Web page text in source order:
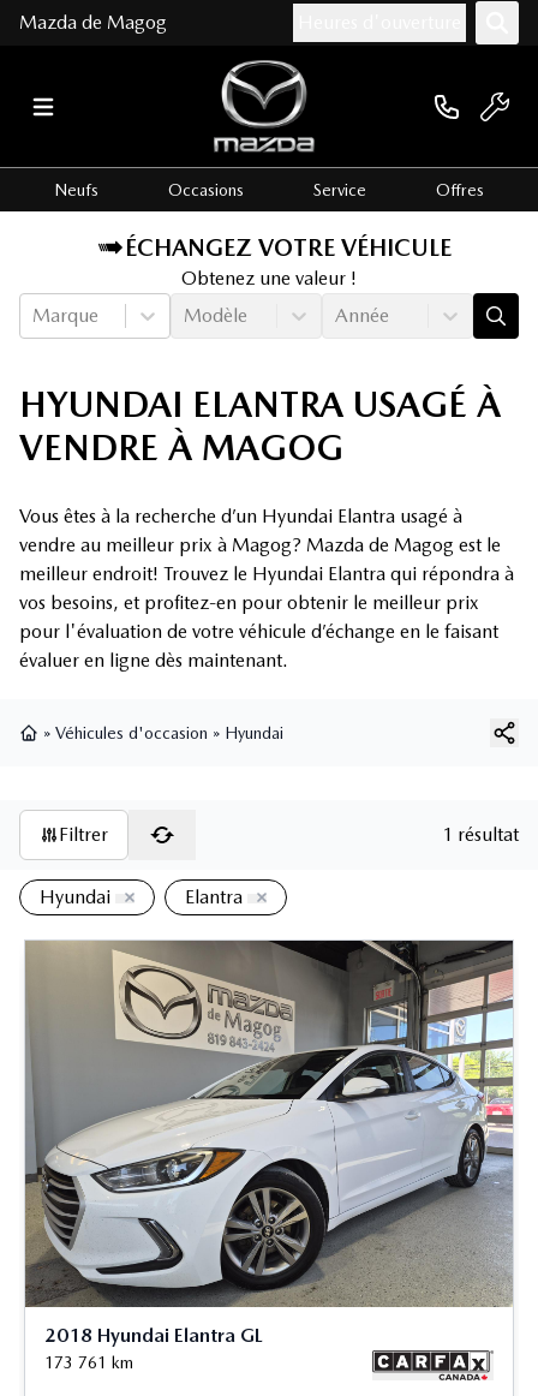
Mazda de Magog
Neufs Occasions Service Offres
ÉCHANGEZ VOTRE VÉHICULE
Obtenez une valeur !
Marque
Modèle Année
HYUNDAI ELANTRA USAGÉ À
VENDRE À MAGOG
Vous êtes à la recherche d’un Hyundai Elantra usagé à
vendre au meilleur prix à Magog? Mazda de Magog est le
meilleur endroit! Trouvez le Hyundai Elantra qui répondra à
vos besoins, et profitez-en pour obtenir le meilleur prix
pour l'évaluation de votre véhicule d’échange en le faisant
évaluer en ligne dès maintenant.
» Véhicules d'occasion » Hyundai
Filtrer 1 résultat
Hyundai Elantra
2018 Hyundai Elantra GL
173 761 km